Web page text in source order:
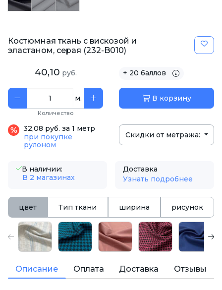
Костюмная ткань с вискозой и
эластаном, серая (232-B010)
40,10 руб. + 20 баллов
м.
Количество
В корзину
32,08 руб. за 1 метр
при покупке
рулоном
Скидки от метража:
В наличии:
В 2 магазинах
Доставка
Узнать подробнее
цвет Тип ткани ширина рисунок
Описание Оплата Доставка Отзывы